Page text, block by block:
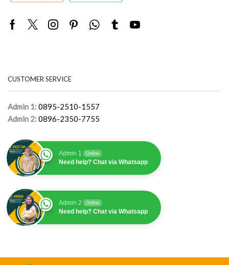
Facebook
TwitterInstagram
PinterestWhatsapp
TumblrYoutube
CUSTOMER SERVICE
Admin 1:0895-2510-1557
Admin 2:0896-2350-7755
Admin 1 Online
Need help? Chat via Whatsapp
Admin 2 Online
Need help? Chat via Whatsapp